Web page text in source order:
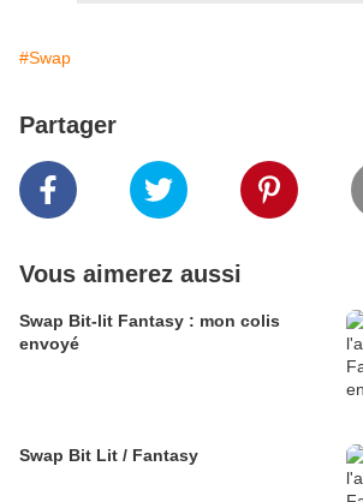
#Swap
Partager
Vous aimerez aussi
Swap Bit-lit Fantasy : mon colis
envoyé
Swap Bit Lit / Fantasy